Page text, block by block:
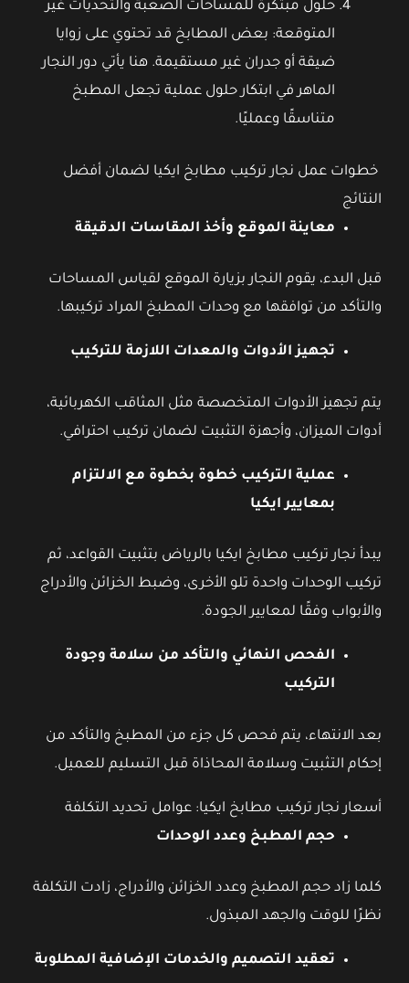
حلول مبتكرة للمساحات الصعبة والتحديات غير
المتوقعة: بعض المطابخ قد تحتوي على زوايا
ضيقة أو جدران غير مستقيمة. هنا يأتي دور النجار
الماهر في ابتكار حلول عملية تجعل المطبخ
متناسقًا وعمليًا.
خطوات عمل نجار تركيب مطابخ ايكيا لضمان أفضل
النتائج
معاينة الموقع وأخذ المقاسات الدقيقة
قبل البدء، يقوم النجار بزيارة الموقع لقياس المساحات
والتأكد من توافقها مع وحدات المطبخ المراد تركيبها.
تجهيز الأدوات والمعدات اللازمة للتركيب
يتم تجهيز الأدوات المتخصصة مثل المثاقب الكهربائية،
أدوات الميزان، وأجهزة التثبيت لضمان تركيب احترافي.
عملية التركيب خطوة بخطوة مع الالتزام
بمعايير ايكيا
يبدأ نجار تركيب مطابخ ايكيا بالرياض بتثبيت القواعد، ثم
تركيب الوحدات واحدة تلو الأخرى، وضبط الخزائن والأدراج
والأبواب وفقًا لمعايير الجودة.
الفحص النهائي والتأكد من سلامة وجودة
التركيب
بعد الانتهاء، يتم فحص كل جزء من المطبخ والتأكد من
إحكام التثبيت وسلامة المحاذاة قبل التسليم للعميل.
أسعار نجار تركيب مطابخ ايكيا: عوامل تحديد التكلفة
حجم المطبخ وعدد الوحدات
كلما زاد حجم المطبخ وعدد الخزائن والأدراج، زادت التكلفة
نظرًا للوقت والجهد المبذول.
تعقيد التصميم والخدمات الإضافية المطلوبة